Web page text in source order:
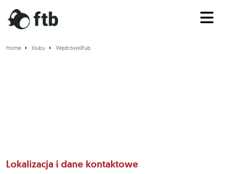
Home Kluby WędrówkiPub
Lokalizacja i dane kontaktowe